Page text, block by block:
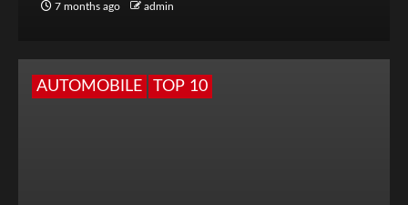
7 months ago admin
AUTOMOBILE TOP 10